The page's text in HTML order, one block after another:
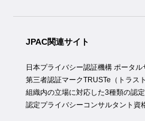
JPAC関連サイト
日本プライバシー認証機構 ポータル
第三者認証マークTRUSTe（トラスト
組織内の立場に対応した3種類の認
認定プライバシーコンサルタント資